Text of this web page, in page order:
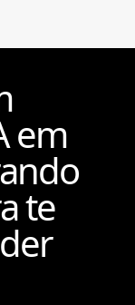
em
te